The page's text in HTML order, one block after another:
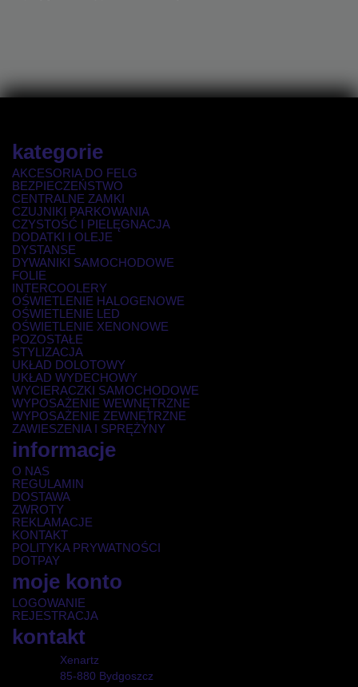
kategorie
AKCESORIA DO FELG
BEZPIECZEŃSTWO
CENTRALNE ZAMKI
CZUJNIKI PARKOWANIA
CZYSTOŚĆ I PIELĘGNACJA
DODATKI I OLEJE
DYSTANSE
DYWANIKI SAMOCHODOWE
FOLIE
INTERCOOLERY
OŚWIETLENIE HALOGENOWE
OŚWIETLENIE LED
OŚWIETLENIE XENONOWE
POZOSTAŁE
STYLIZACJA
UKŁAD DOLOTOWY
UKŁAD WYDECHOWY
WYCIERACZKI SAMOCHODOWE
WYPOSAŻENIE WEWNĘTRZNE
WYPOSAŻENIE ZEWNĘTRZNE
ZAWIESZENIA I SPRĘŻYNY
informacje
O NAS
REGULAMIN
DOSTAWA
ZWROTY
REKLAMACJE
KONTAKT
POLITYKA PRYWATNOŚCI
DOTPAY
moje konto
LOGOWANIE
REJESTRACJA
kontakt
Xenartz
85-880 Bydgoszcz